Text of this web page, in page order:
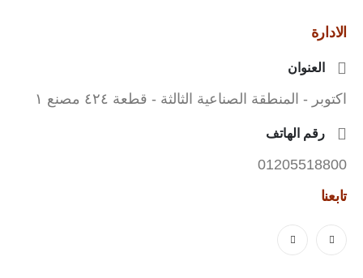
الادارة
العنوان
اكتوبر - المنطقة الصناعية الثالثة - قطعة ٤٢٤ مصنع ١
رقم الهاتف
01205518800
تابعنا